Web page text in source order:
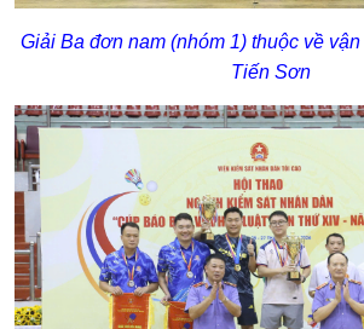
Giải Ba đơn nam (nhóm 1) thuộc về
Tiến Sơn